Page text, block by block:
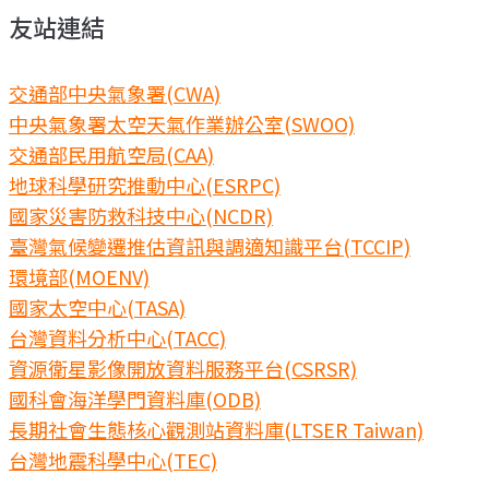
友站連結
交通部中央氣象署(CWA)
中央氣象署太空天氣作業辦公室(SWOO)
交通部民用航空局(CAA)
地球科學研究推動中心(ESRPC)
國家災害防救科技中心(NCDR)
臺灣氣候變遷推估資訊與調適知識平台(TCCIP)
環境部(MOENV)
國家太空中心(TASA)
台灣資料分析中心(TACC)
資源衛星影像開放資料服務平台(CSRSR)
國科會海洋學門資料庫(ODB)
長期社會生態核心觀測站資料庫(LTSER Taiwan)
台灣地震科學中心(TEC)